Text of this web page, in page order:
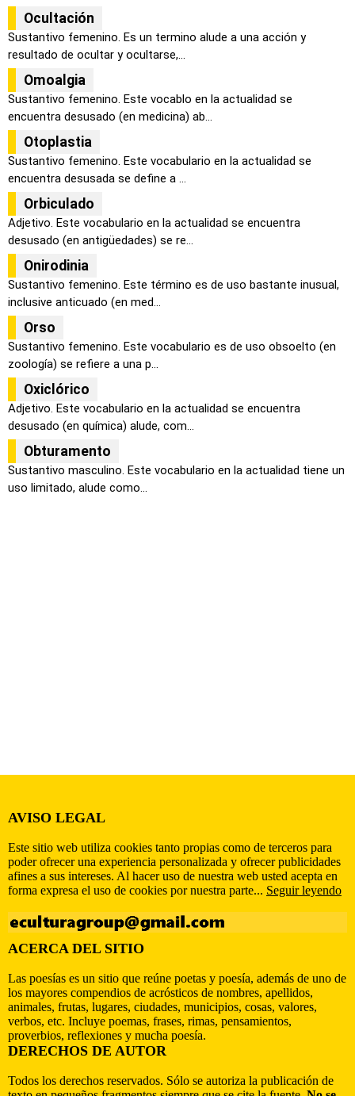
Ocultación
Sustantivo femenino. Es un termino alude a una acción y
resultado de ocultar y ocultarse,...
Omoalgia
Sustantivo femenino. Este vocablo en la actualidad se
encuentra desusado (en medicina) ab...
Otoplastia
Sustantivo femenino. Este vocabulario en la actualidad se
encuentra desusada se define a ...
Orbiculado
Adjetivo. Este vocabulario en la actualidad se encuentra
desusado (en antigüedades) se re...
Onirodinia
Sustantivo femenino. Este término es de uso bastante inusual,
inclusive anticuado (en med...
Orso
Sustantivo femenino. Este vocabulario es de uso obsoelto (en
zoología) se refiere a una p...
Oxiclórico
Adjetivo. Este vocabulario en la actualidad se encuentra
desusado (en química) alude, com...
Obturamento
Sustantivo masculino. Este vocabulario en la actualidad tiene un
uso limitado, alude como...
AVISO LEGAL
Este sitio web utiliza cookies tanto propias como de terceros para
poder ofrecer una experiencia personalizada y ofrecer publicidades
afines a sus intereses. Al hacer uso de nuestra web usted acepta en
forma expresa el uso de cookies por nuestra parte... Seguir leyendo
ACERCA DEL SITIO
Las poesías es un sitio que reúne poetas y poesía, además de uno de
los mayores compendios de acrósticos de nombres, apellidos,
animales, frutas, lugares, ciudades, municipios, cosas, valores,
verbos, etc. Incluye poemas, frases, rimas, pensamientos,
proverbios, reflexiones y mucha poesía.
DERECHOS DE AUTOR
Todos los derechos reservados. Sólo se autoriza la publicación de